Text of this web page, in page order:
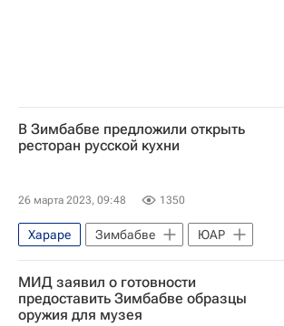
В Зимбабве предложили открыть
ресторан русской кухни
26 марта 2023, 09:48 1350
Хараре Зимбабве
ЮАР
В мире
МИД заявил о готовности
предоставить Зимбабве образцы
оружия для музея